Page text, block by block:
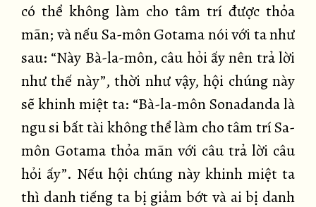
có thể không làm cho tâm trí được thỏa
mãn; và nếu Sa-môn Gotama nói với ta như
sau: “Này Bà-la-môn, câu hỏi ấy nên trả lời
như thế này”, thời như vậy, hội chúng này
sẽ khinh miệt ta: “Bà-la-môn Sonadanda là
ngu si bất tài không thể làm cho tâm trí Sa-
môn Gotama thỏa mãn với câu trả lời câu
hỏi ấy”. Nếu hội chúng này khinh miệt ta
thì danh tiếng ta bị giảm bớt và ai bị danh